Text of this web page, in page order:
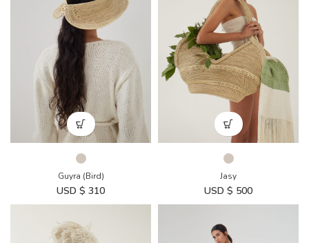
Guyra (Bird)
USD $ 310
Jasy
USD $ 500